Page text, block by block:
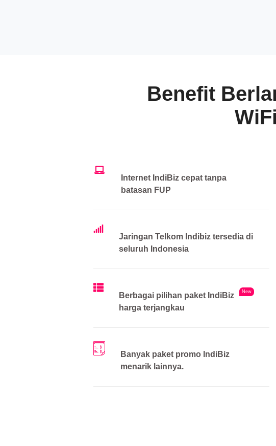
Benefit
Internet IndiBiz cepat tanpa
batasan FUP
Jaringan Telkom Indibiz tersedia di
seluruh Indonesia
Berbagai pilihan paket IndiBiz
harga terjangkau
New
Banyak paket promo IndiBiz
menarik lainnya.